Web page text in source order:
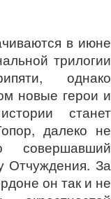
в июне
трилогии
однако
новые герои и
станет
далеко не
совершавший
Отчуждения. За
он так и не